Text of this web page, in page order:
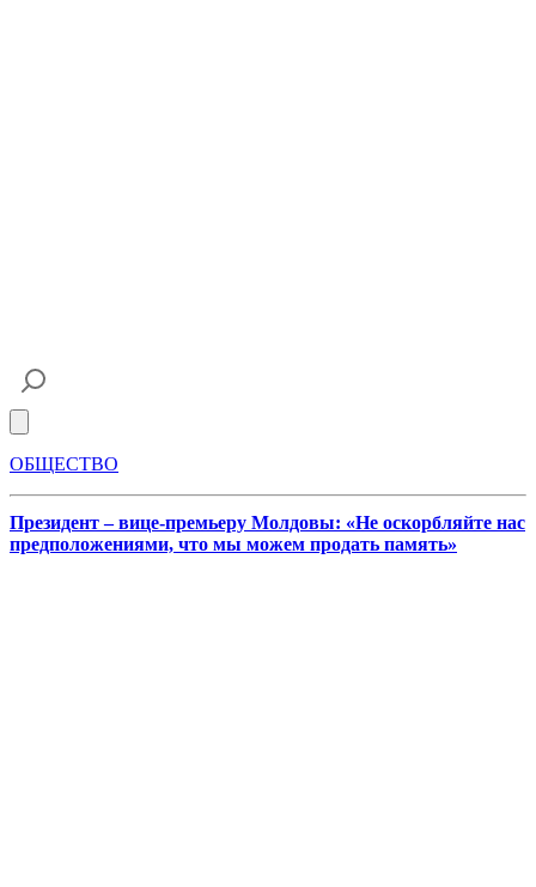
ОБЩЕСТВО
Президент – вице-премьеру Молдовы: «Не оскорбляйте нас
предположениями, что мы можем продать память»